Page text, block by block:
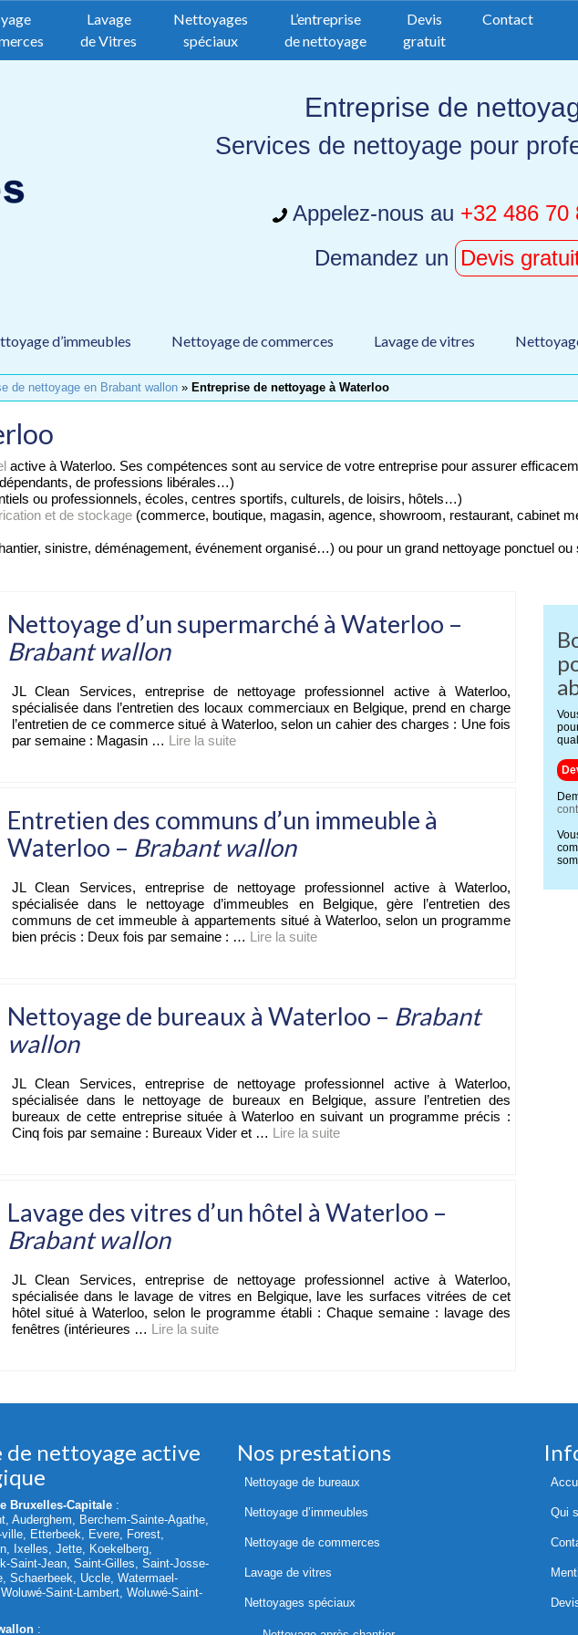
Lavage
de Vitres
Nettoyages
spéciaux
L’entreprise
de nettoyage
Devis
gratuit
Contact
Entreprise de
Services de nettoyage pour
Appelez-nous au +32 486 70
Demandez un Devis
d’immeubles Nettoyage de commerces Lavage de vitres
de nettoyage en Brabant wallon » Entreprise de nettoyage à Waterloo
active à Waterloo. Ses compétences sont au service de votre entreprise pour assurer
de professions libérales…)
ou professionnels, écoles, centres sportifs, culturels, de loisirs, hôtels…)
et de stockage (commerce, boutique, magasin, agence, showroom, restaurant, cabinet
sinistre, déménagement, événement organisé…) ou pour un grand nettoyage ponctuel ou
Nettoyage d’un supermarché à Waterloo –
Brabant wallon
JL Clean Services, entreprise de nettoyage professionnel active à Waterloo,
spécialisée dans l’entretien des locaux commerciaux en Belgique, prend en charge
l’entretien de ce commerce situé à Waterloo, selon un cahier des charges : Une fois
par semaine : Magasin … Lire la suite­­
Entretien des communs d’un immeuble à
Waterloo – Brabant wallon
JL Clean Services, entreprise de nettoyage professionnel active à Waterloo,
spécialisée dans le nettoyage d’immeubles en Belgique, gère l’entretien des
communs de cet immeuble à appartements situé à Waterloo, selon un programme
bien précis : Deux fois par semaine : … Lire la suite­­
Nettoyage de bureaux à Waterloo – Brabant
wallon
JL Clean Services, entreprise de nettoyage professionnel active à Waterloo,
spécialisée dans le nettoyage de bureaux en Belgique, assure l’entretien des
bureaux de cette entreprise située à Waterloo en suivant un programme précis :
Cinq fois par semaine : Bureaux Vider et … Lire la suite­­
Lavage des vitres d’un hôtel à Waterloo –
Brabant wallon
JL Clean Services, entreprise de nettoyage professionnel active à Waterloo,
spécialisée dans le lavage de vitres en Belgique, lave les surfaces vitrées de cet
hôtel situé à Waterloo, selon le programme établi : Chaque semaine : lavage des
fenêtres (intérieures … Lire la suite­­
de nettoyage active
Bruxelles-Capitale :
Auderghem, Berchem-Sainte-Agathe,
ville, Etterbeek, Evere, Forest,
Ixelles, Jette, Koekelberg,
Saint-Jean, Saint-Gilles, Saint-Josse-
Schaerbeek, Uccle, Watermael-
Saint-Lambert, Woluwé-Saint-
:
Nos prestations
Nettoyage de bureaux
Nettoyage d’immeubles
Nettoyage de commerces
Lavage de vitres
Nettoyages spéciaux
Qui